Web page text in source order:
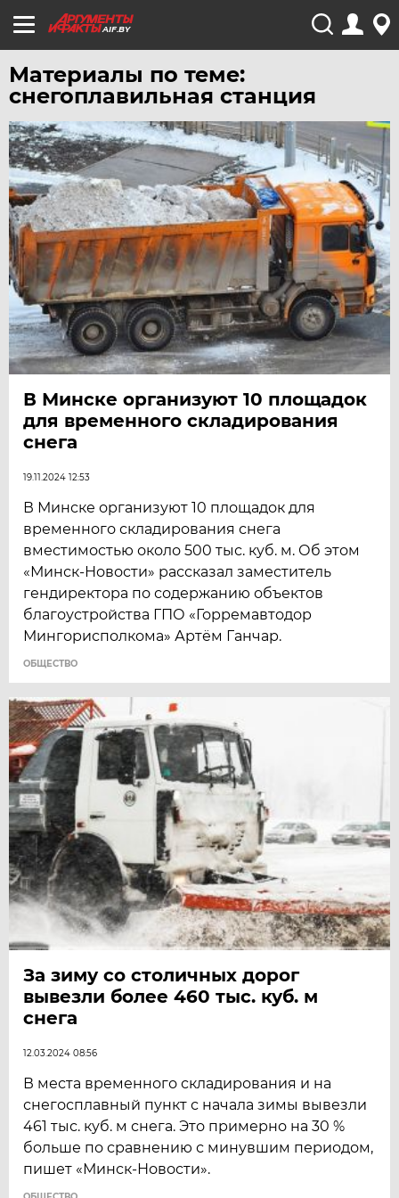
AIF.BY
Материалы по теме:
снегоплавильная станция
В Минске организуют 10 площадок
для временного складирования
снега
19.11.2024 12:53
В Минске организуют 10 площадок для
временного складирования снега
вместимостью около 500 тыс. куб. м. Об этом
«Минск-Новости» рассказал заместитель
гендиректора по содержанию объектов
благоустройства ГПО «Горремавтодор
Мингорисполкома» Артём Ганчар.
ОБЩЕСТВО
За зиму со столичных дорог
вывезли более 460 тыс. куб. м
снега
12.03.2024 08:56
В места временного складирования и на
снегосплавный пункт с начала зимы вывезли
461 тыс. куб. м снега. Это примерно на 30 %
больше по сравнению с минувшим периодом,
пишет «Минск-Новости».